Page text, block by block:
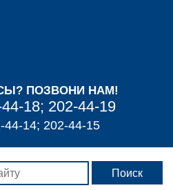
ПОЗВОНИ НАМ!
18; 202-44-19
44-14; 202-44-15